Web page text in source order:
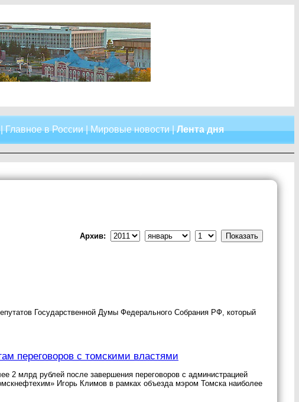
Главное в России|Мировые новости|Лента дня
Архив:
Государственной Думы Федерального Собрания РФ, который
переговоров с томскими властями
2 млрд рублей после завершения переговоров с администрацией
Игорь Климов в рамках объезда мэром Томска наиболее